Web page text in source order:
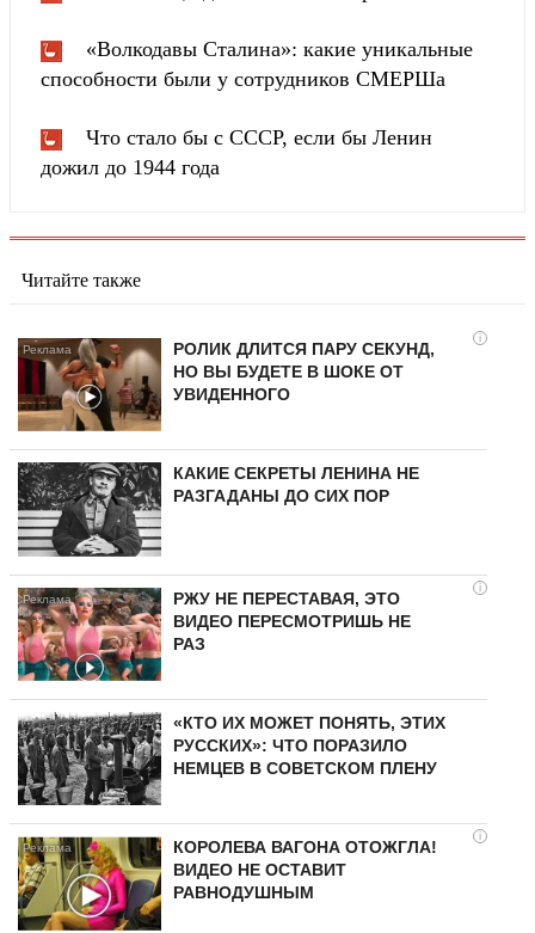
«Волкодавы Сталина»: какие уникальные
способности были у сотрудников СМЕРШа
Что стало бы с СССР, если бы Ленин
дожил до 1944 года
Читайте также
i
РОЛИК ДЛИТСЯ ПАРУ СЕКУНД,
НО ВЫ БУДЕТЕ В ШОКЕ ОТ
УВИДЕННОГО
КАКИЕ СЕКРЕТЫ ЛЕНИНА НЕ
РАЗГАДАНЫ ДО СИХ ПОР
i
РЖУ НЕ ПЕРЕСТАВАЯ, ЭТО
ВИДЕО ПЕРЕСМОТРИШЬ НЕ
РАЗ
«КТО ИХ МОЖЕТ ПОНЯТЬ, ЭТИХ
РУССКИХ»: ЧТО ПОРАЗИЛО
НЕМЦЕВ В СОВЕТСКОМ ПЛЕНУ
i
КОРОЛЕВА ВАГОНА ОТОЖГЛА!
ВИДЕО НЕ ОСТАВИТ
РАВНОДУШНЫМ